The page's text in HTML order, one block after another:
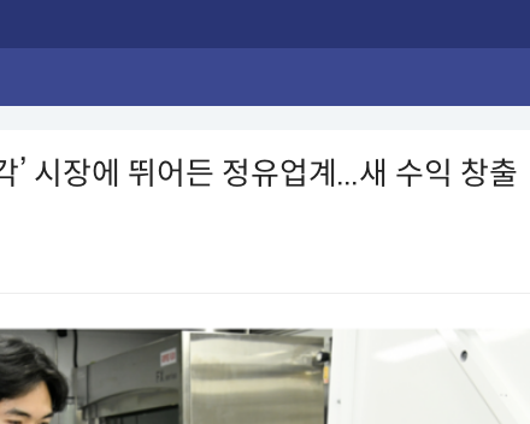
’ 시장에 뛰어든 정유업계...새 수익 창출